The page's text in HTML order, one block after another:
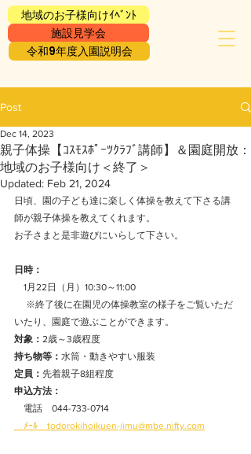
地域のお子様向けｲﾍﾞﾝﾄ
施設見学会
令和9年度入園説明会
Post
親子体操【ｺｽﾓｽﾎﾟｰﾂｸﾗﾌﾞ講師】＆園庭開放：
地域のお子様向け＜終了＞
Dec 14, 2023
Updated: Feb 21, 2024
日頃、園の子ども達に楽しく体操を教えて下さる講
師が親子体操を教えてくれます。
お子さまと是非遊びにいらして下さい。
日時：
1月22日（月）10:30～11:00
※終了後に在園児の体操教室の様子をご覧いただ
いたり、園庭で遊ぶことができます。
対象： 2歳～3歳程度
持ち物等： 水筒・動きやすい服装
定員： 先着親子8組程度
申込方法：
電話　044-733-0714
ﾒｰﾙ　todorokihoikuen-jimu@mbe.nifty.com